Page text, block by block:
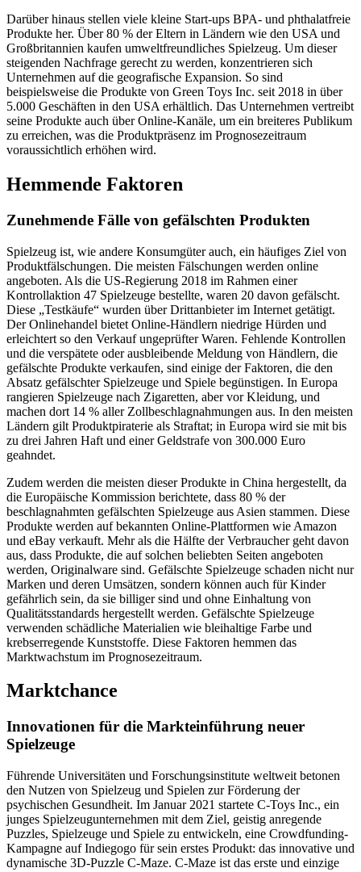
Darüber hinaus stellen viele kleine Start-ups BPA- und phthalatfreie
Produkte her. Über 80 % der Eltern in Ländern wie den USA und
Großbritannien kaufen umweltfreundliches Spielzeug. Um dieser
steigenden Nachfrage gerecht zu werden, konzentrieren sich
Unternehmen auf die geografische Expansion. So sind
beispielsweise die Produkte von Green Toys Inc. seit 2018 in über
5.000 Geschäften in den USA erhältlich. Das Unternehmen vertreibt
seine Produkte auch über Online-Kanäle, um ein breiteres Publikum
zu erreichen, was die Produktpräsenz im Prognosezeitraum
voraussichtlich erhöhen wird.
Hemmende Faktoren
Zunehmende Fälle von gefälschten Produkten
Spielzeug ist, wie andere Konsumgüter auch, ein häufiges Ziel von
Produktfälschungen. Die meisten Fälschungen werden online
angeboten. Als die US-Regierung 2018 im Rahmen einer
Kontrollaktion 47 Spielzeuge bestellte, waren 20 davon gefälscht.
Diese „Testkäufe“ wurden über Drittanbieter im Internet getätigt.
Der Onlinehandel bietet Online-Händlern niedrige Hürden und
erleichtert so den Verkauf ungeprüfter Waren. Fehlende Kontrollen
und die verspätete oder ausbleibende Meldung von Händlern, die
gefälschte Produkte verkaufen, sind einige der Faktoren, die den
Absatz gefälschter Spielzeuge und Spiele begünstigen. In Europa
rangieren Spielzeuge nach Zigaretten, aber vor Kleidung, und
machen dort 14 % aller Zollbeschlagnahmungen aus. In den meisten
Ländern gilt Produktpiraterie als Straftat; in Europa wird sie mit bis
zu drei Jahren Haft und einer Geldstrafe von 300.000 Euro
geahndet.
Zudem werden die meisten dieser Produkte in China hergestellt, da
die Europäische Kommission berichtete, dass 80 % der
beschlagnahmten gefälschten Spielzeuge aus Asien stammen. Diese
Produkte werden auf bekannten Online-Plattformen wie Amazon
und eBay verkauft. Mehr als die Hälfte der Verbraucher geht davon
aus, dass Produkte, die auf solchen beliebten Seiten angeboten
werden, Originalware sind. Gefälschte Spielzeuge schaden nicht nur
Marken und deren Umsätzen, sondern können auch für Kinder
gefährlich sein, da sie billiger sind und ohne Einhaltung von
Qualitätsstandards hergestellt werden. Gefälschte Spielzeuge
verwenden schädliche Materialien wie bleihaltige Farbe und
krebserregende Kunststoffe. Diese Faktoren hemmen das
Marktwachstum im Prognosezeitraum.
Marktchance
Innovationen für die Markteinführung neuer
Spielzeuge
Führende Universitäten und Forschungsinstitute weltweit betonen
den Nutzen von Spielzeug und Spielen zur Förderung der
psychischen Gesundheit. Im Januar 2021 startete C-Toys Inc., ein
junges Spielzeugunternehmen mit dem Ziel, geistig anregende
Puzzles, Spielzeuge und Spiele zu entwickeln, eine Crowdfunding-
Kampagne auf Indiegogo für sein erstes Produkt: das innovative und
dynamische 3D-Puzzle C-Maze. C-Maze ist das erste und einzige